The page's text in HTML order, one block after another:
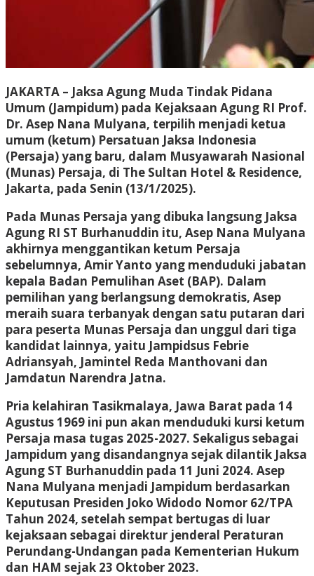
JAKARTA – Jaksa Agung Muda Tindak Pidana
Umum (Jampidum) pada Kejaksaan Agung RI Prof.
Dr. Asep Nana Mulyana, terpilih menjadi ketua
umum (ketum) Persatuan Jaksa Indonesia
(Persaja) yang baru, dalam Musyawarah Nasional
(Munas) Persaja, di The Sultan Hotel & Residence,
Jakarta, pada Senin (13/1/2025).
Pada Munas Persaja yang dibuka langsung Jaksa
Agung RI ST Burhanuddin itu, Asep Nana Mulyana
akhirnya menggantikan ketum Persaja
sebelumnya, Amir Yanto yang menduduki jabatan
kepala Badan Pemulihan Aset (BAP). Dalam
pemilihan yang berlangsung demokratis, Asep
meraih suara terbanyak dengan satu putaran dari
para peserta Munas Persaja dan unggul dari tiga
kandidat lainnya, yaitu Jampidsus Febrie
Adriansyah, Jamintel Reda Manthovani dan
Jamdatun Narendra Jatna.
Pria kelahiran Tasikmalaya, Jawa Barat pada 14
Agustus 1969 ini pun akan menduduki kursi ketum
Persaja masa tugas 2025-2027. Sekaligus sebagai
Jampidum yang disandangnya sejak dilantik Jaksa
Agung ST Burhanuddin pada 11 Juni 2024. Asep
Nana Mulyana menjadi Jampidum berdasarkan
Keputusan Presiden Joko Widodo Nomor 62/TPA
Tahun 2024, setelah sempat bertugas di luar
kejaksaan sebagai direktur jenderal Peraturan
Perundang-Undangan pada Kementerian Hukum
dan HAM sejak 23 Oktober 2023.